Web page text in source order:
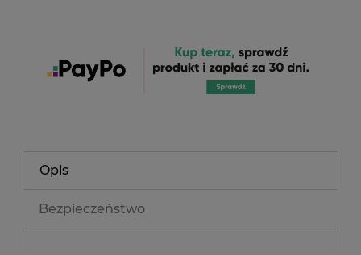
Opis
Bezpieczeństwo